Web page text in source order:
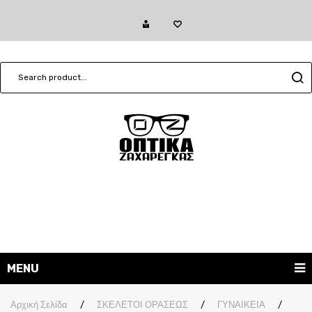
MENU
ΓΥΑΛΙΑ ΗΛΙΟΥ
Αρχική Σελίδα / ΣΚΕΛΕΤΟΙ ΟΡΑΣΕΩΣ / ΓΥΝΑΙΚΕΙΑ
/